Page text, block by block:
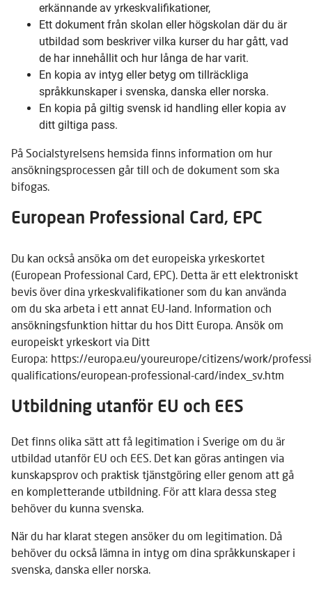
erkännande av yrkeskvalifikationer,
Ett dokument från skolan eller högskolan där du är
utbildad som beskriver vilka kurser du har gått, vad
de har innehållit och hur långa de har varit.
En kopia av intyg eller betyg om tillräckliga
språkkunskaper i svenska, danska eller norska.
En kopia på giltig svensk id handling eller kopia av
ditt giltiga pass.
På Socialstyrelsens hemsida finns information om hur
ansökningsprocessen går till och de dokument som ska
bifogas.
European Professional Card, EPC
Du kan också ansöka om det europeiska yrkeskortet
(European Professional Card, EPC). Detta är ett elektroniskt
bevis över dina yrkeskvalifikationer som du kan använda
om du ska arbeta i ett annat EU-land. Information och
ansökningsfunktion hittar du hos Ditt Europa. Ansök om
europeiskt yrkeskort via Ditt
Europa: https://europa.eu/youreurope/citizens/work/
qualifications/european-professional-card/index_sv.htm
Utbildning utanför EU och EES
Det finns olika sätt att få legitimation i Sverige om du är
utbildad utanför EU och EES. Det kan göras antingen via
kunskapsprov och praktisk tjänstgöring eller genom att gå
en kompletterande utbildning. För att klara dessa steg
behöver du kunna svenska.
När du har klarat stegen ansöker du om legitimation. Då
behöver du också lämna in intyg om dina språkkunskaper i
svenska, danska eller norska.